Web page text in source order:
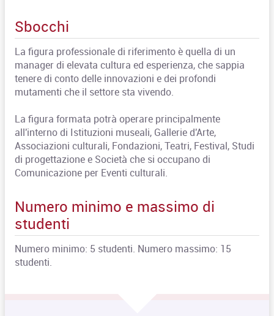
Sbocchi
La figura professionale di riferimento è quella di un
manager di elevata cultura ed esperienza, che sappia
tenere di conto delle innovazioni e dei profondi
mutamenti che il settore sta vivendo.
La figura formata potrà operare principalmente
all'interno di Istituzioni museali, Gallerie d'Arte,
Associazioni culturali, Fondazioni, Teatri, Festival, Studi
di progettazione e Società che si occupano di
Comunicazione per Eventi culturali.
Numero minimo e massimo di
studenti
Numero minimo: 5 studenti. Numero massimo: 15
studenti.